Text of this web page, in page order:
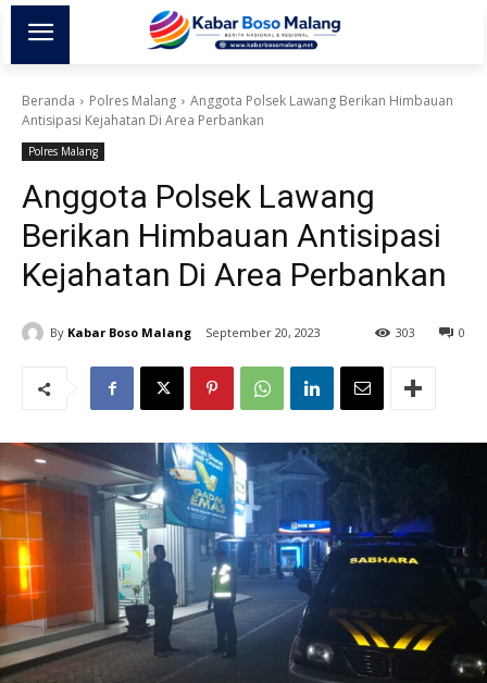
Beranda Polres Malang
Anggota Polsek Lawang Berikan Himbauan
Antisipasi Kejahatan Di Area Perbankan
Polres Malang
Anggota Polsek Lawang
Berikan Himbauan Antisipasi
Kejahatan Di Area Perbankan
By Kabar Boso Malang September 20, 2023 0
303